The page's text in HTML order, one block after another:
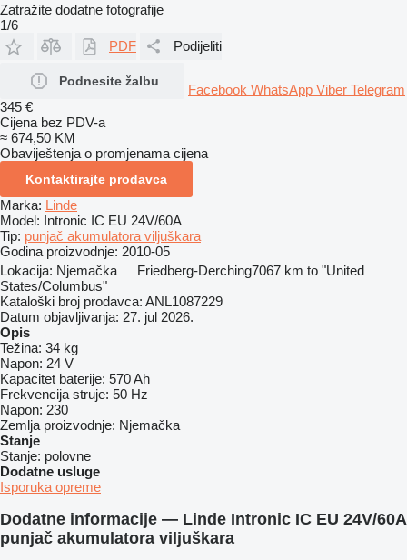
Zatražite dodatne fotografije
1/6
PDF
Podijeliti
Podnesite žalbu
Facebook WhatsApp Viber Telegram
345 €
Cijena bez PDV-a
≈ 674,50 KM
Obaviještenja o promjenama cijena
Kontaktirajte prodavca
Marka: Linde
Model: Intronic IC EU 24V/60A
Tip: punjač akumulatora viljuškara
Godina proizvodnje: 2010-05
Lokacija: Njemačka Friedberg-Derching7067 km to "United
States/Columbus"
Kataloški broj prodavca: ANL1087229
Datum objavljivanja: 27. jul 2026.
Opis
Težina: 34 kg
Napon: 24 V
Kapacitet baterije: 570 Ah
Frekvencija struje: 50 Hz
Napon: 230
Zemlja proizvodnje: Njemačka
Stanje
Stanje: polovne
Dodatne usluge
Isporuka opreme
Dodatne informacije — Linde Intronic IC EU 24V/60A
punjač akumulatora viljuškara